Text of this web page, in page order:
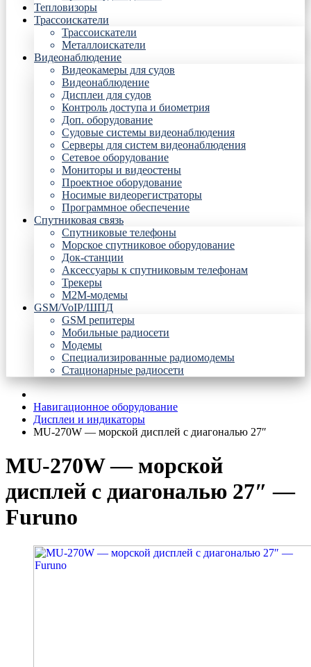
Тепловизоры
Трассоискатели
Трассоискатели
Металлоискатели
Видеонаблюдение
Видеокамеры для судов
Видеонаблюдение
Дисплеи для судов
Контроль доступа и биометрия
Доп. оборудование
Судовые системы видеонаблюдения
Серверы для систем видеонаблюдения
Сетевое оборудование
Мониторы и видеостены
Проектное оборудование
Носимые видеорегистраторы
Программное обеспечение
Спутниковая связь
Спутниковые телефоны
Морское спутниковое оборудование
Док-станции
Аксессуары к спутниковым телефонам
Трекеры
М2М-модемы
GSM/VoIP/ШПД
GSM репитеры
Мобильные радиосети
Модемы
Специализированные радиомодемы
Стационарные радиосети
Навигационное оборудование
Дисплеи и индикаторы
MU-270W — морской дисплей с диагональю 27″
MU-270W — морской
дисплей с диагональю 27″ —
Furuno